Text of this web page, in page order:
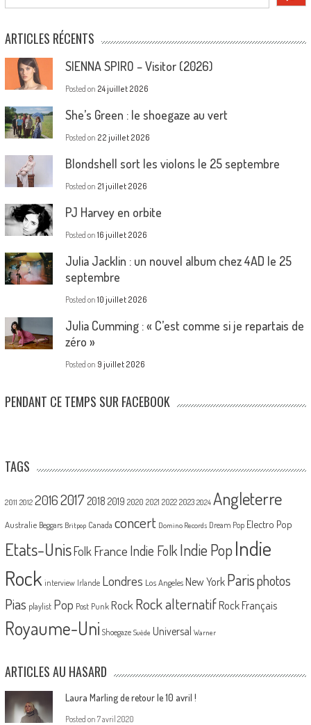
ARTICLES RÉCENTS
SIENNA SPIRO – Visitor (2026)
Posted on 24 juillet 2026
She’s Green : le shoegaze au vert
Posted on 22 juillet 2026
Blondshell sort les violons le 25 septembre
Posted on 21 juillet 2026
PJ Harvey en orbite
Posted on 16 juillet 2026
Julia Jacklin : un nouvel album chez 4AD le 25
septembre
Posted on 10 juillet 2026
Julia Cumming : « C’est comme si je repartais de
zéro »
Posted on 9 juillet 2026
PENDANT CE TEMPS SUR FACEBOOK
TAGS
2011 2012 20162017 2018 2019 2020 2021 2022 2023 2024 Angleterre
Australie Beggars Britpop Canada concert Domino Records Dream Pop Electro Pop
Etats-UnisFolk France Indie Folk Indie PopIndie
Rock interview Irlande Londres Los Angeles New York Parisphotos
Pias playlist Pop Post Punk Rock Rock alternatif Rock Français
Royaume-Uni Shoegaze Suède Universal Warner
ARTICLES AU HASARD
Laura Marling de retour le 10 avril !
Posted on 7 avril 2020